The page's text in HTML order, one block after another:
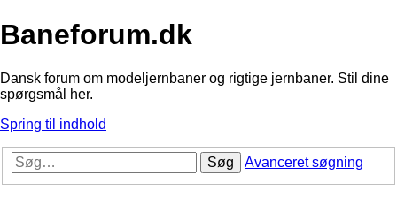
Baneforum.dk
Dansk forum om modeljernbaner og rigtige jernbaner. Stil dine
spørgsmål her.
Spring til indhold
Søg Avanceret søgning